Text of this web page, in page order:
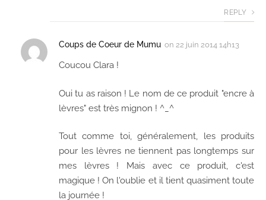
REPLY
Coups de Coeur de Mumu on 22 juin 2014 14h13
Coucou Clara !
Oui tu as raison ! Le nom de ce produit "encre à
lèvres" est très mignon ! ^_^
Tout comme toi, généralement, les produits
pour les lèvres ne tiennent pas longtemps sur
mes lèvres ! Mais avec ce produit, c'est
magique ! On l'oublie et il tient quasiment toute
la journée !